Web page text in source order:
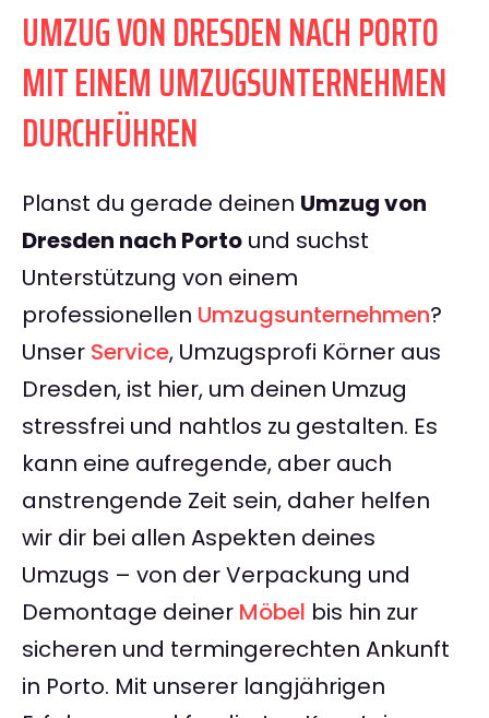
UMZUG VON DRESDEN NACH PORTO
MIT EINEM UMZUGSUNTERNEHMEN
DURCHFÜHREN
Planst du gerade deinen Umzug von
Dresden nach Porto und suchst
Unterstützung von einem
professionellen Umzugsunternehmen?
Unser Service, Umzugsprofi Körner aus
Dresden, ist hier, um deinen Umzug
stressfrei und nahtlos zu gestalten. Es
kann eine aufregende, aber auch
anstrengende Zeit sein, daher helfen
wir dir bei allen Aspekten deines
Umzugs – von der Verpackung und
Demontage deiner Möbel bis hin zur
sicheren und termingerechten Ankunft
in Porto. Mit unserer langjährigen